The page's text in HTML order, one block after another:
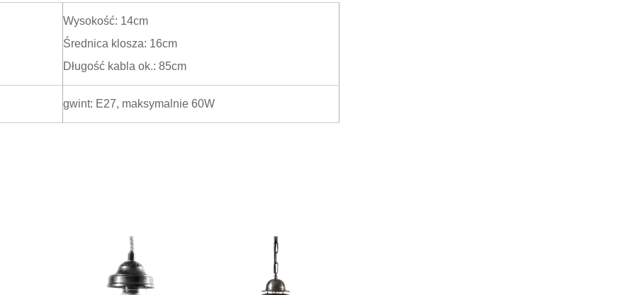
Wysokość: 14cm
Średnica klosza: 16cm
Długość kabla ok.: 85cm
gwint: E27, maksymalnie 60W